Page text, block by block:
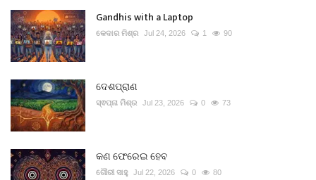
Gandhis with a Laptop
କେଦାର ମିଶ୍ର Jul 24, 2026 1 90
ଦେଶପ୍ରାଣ
ସ୍ଵପ୍ନା ମିଶ୍ର Jul 23, 2026 0 73
କଣ ଫେରେଇ ହେବ
ଗୌରୀ ସାହୁ Jul 22, 2026 0 80